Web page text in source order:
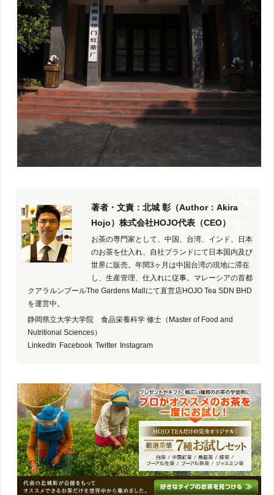
著者・文責：北城 彰（Author：Akira
Hojo）株式会社HOJO代表（CEO）
お茶の専門家として、中国、台湾、インド、日本
のお茶を仕入れ、自社ブランドにて日本国内及び
世界に販売。年間3ヶ月は中国台湾の現地に滞在
し、生産管理、仕入れに従事。マレーシアの首都
クアラルンプールThe Gardens Mallにて直営店HOJO Tea SDN BHD
を運営中。
静岡県立大学大学院 食品栄養科学 修士（Master of Food and
Nutritional Sciences）
LinkedIn Facebook Twitter Instagram